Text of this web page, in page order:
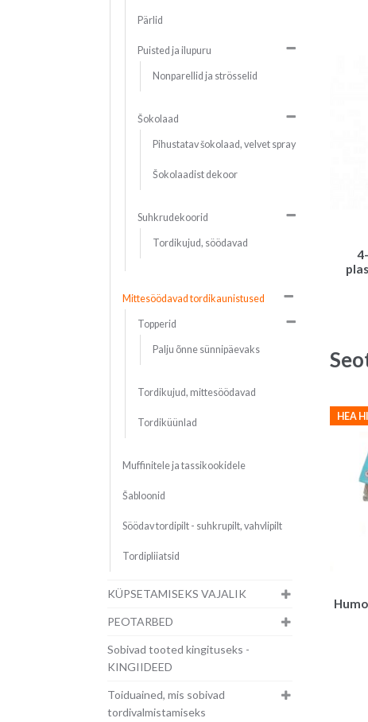
HEA
Pärlid
Puisted ja ilupuru
Nonparellid ja strösselid
Šokolaad
Pihustatav šokolaad, velvet spray
Šokolaadist dekoor
Suhkrudekoorid
Tordikujud, söödavad
Mittesöödavad tordikaunistused
Topperid
Palju õnne sünnipäevaks
Tordikujud, mittesöödavad
Tordiküünlad
Muffinitele ja tassikookidele
Šabloonid
Söödav tordipilt - suhkrupilt, vahvlipilt
Tordipliiatsid
KÜPSETAMISEKS VAJALIK
PEOTARBED
Sobivad tooted kingituseks -
KINGIIDEED
Toiduained, mis sobivad
tordivalmistamiseks